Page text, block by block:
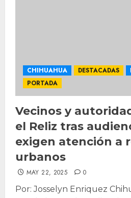
CHIHUAHUA DESTACADAS
PORTADA
Vecinos y
el Reliz tras
exigen atención a
urbanos
MAY 22, 2025 0
Por: Josselyn Enriquez